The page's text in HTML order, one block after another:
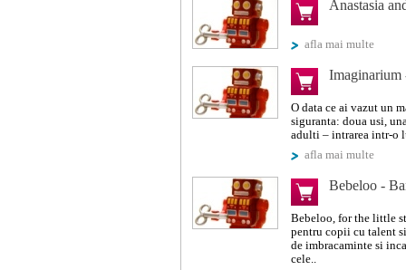
Anastasia
afla mai multe
Imaginarium
O data ce ai vazut un
siguranta: doua usi,
adulti – intrarea intr-o
afla mai multe
Bebeloo -
Bebeloo, for the little
pentru copii cu talent
de imbracaminte si
cele..